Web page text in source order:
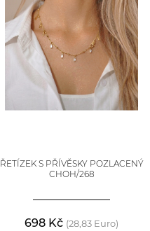
ŘETÍZEK S PŘÍVĚSKY POZLACENÝ
CHOH/268
698 Kč (28,83 Euro)